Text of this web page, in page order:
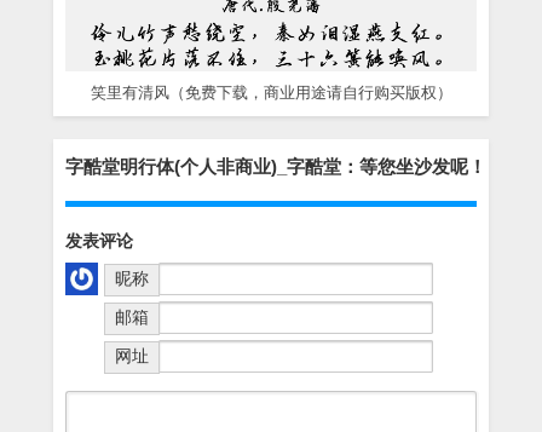
笑里有清风（免费下载，商业用途请自行购买版权）
字酷堂明行体(个人非商业)_字酷堂：等您坐沙发呢！
发表评论
昵称
邮箱
网址